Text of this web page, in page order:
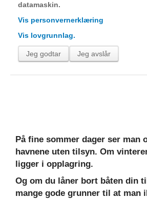
Lommy Rock
Fartsskriver Avlesning
Alarmsentral
Båt sporing
Ekstra utstyr
Dokumentasjon
Samarbeidspartnere
Innlogging
datamaskin.
Vis personvernerklæring
Vis lovgrunnlag.
Jeg godtar Jeg avslår
På fine sommer dager ser man
havnene uten tilsyn. Om
ligger i opplagring.
Og om du låner bort båten din
mange gode grunner til at man